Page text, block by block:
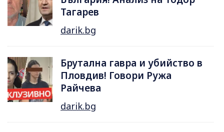
Тагарев
darik.bg
Брутална гавра и убийство в
Пловдив! Говори Ружа
Райчева
darik.bg